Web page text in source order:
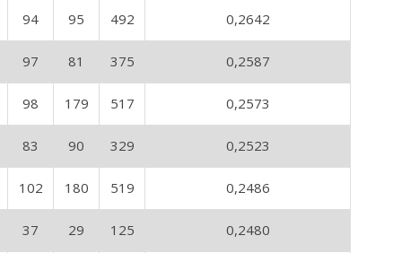
94 95 492 0,2642
97 81 375 0,2587
98 179 517 0,2573
83 90 329 0,2523
102 180 519 0,2486
37 29 125 0,2480